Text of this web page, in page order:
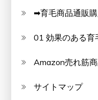
➡育毛商品通販
01 効果のある育
Amazon売れ筋
サイトマップ